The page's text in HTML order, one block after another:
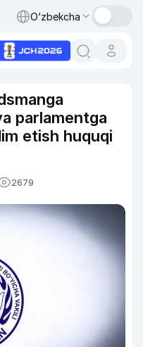
O‘zbekcha
parlamentga
etish huquqi
2679